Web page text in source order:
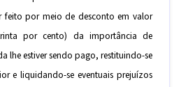
feito por meio de desconto em valor
por cento) da importância de
lhe estiver sendo pago, restituindo-se
e liquidando-se eventuais prejuízos